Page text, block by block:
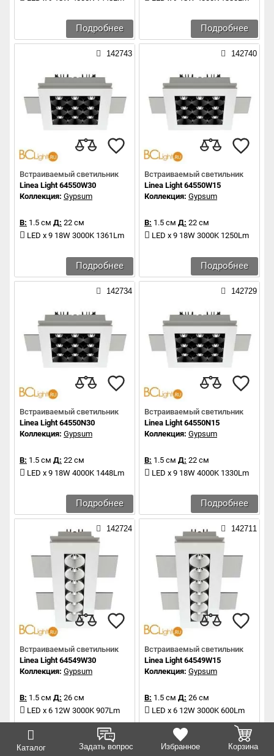
Каталог Задать вопрос Избранное Корзина
Подробнее Подробнее
142743
Встраиваемый светильник
Linea Light 64550W30
Коллекция: Gypsum
В: 1.5 см Д: 22 см
LED x 9 18W 3000K 1361Lm
Подробнее
142740
Встраиваемый светильник
Linea Light 64550W15
Коллекция: Gypsum
В: 1.5 см Д: 22 см
LED x 9 18W 3000K 1250Lm
Подробнее
142734
Встраиваемый светильник
Linea Light 64550N30
Коллекция: Gypsum
В: 1.5 см Д: 22 см
LED x 9 18W 4000K 1448Lm
Подробнее
142729
Встраиваемый светильник
Linea Light 64550N15
Коллекция: Gypsum
В: 1.5 см Д: 22 см
LED x 9 18W 4000K 1330Lm
Подробнее
142724
Встраиваемый светильник
Linea Light 64549W30
Коллекция: Gypsum
В: 1.5 см Д: 26 см
LED x 6 12W 3000K 907Lm
Подробнее
142711
Встраиваемый светильник
Linea Light 64549W15
Коллекция: Gypsum
В: 1.5 см Д: 26 см
LED x 6 12W 3000K 600Lm
Подробнее